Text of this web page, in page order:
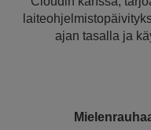
ajan tasalla ja